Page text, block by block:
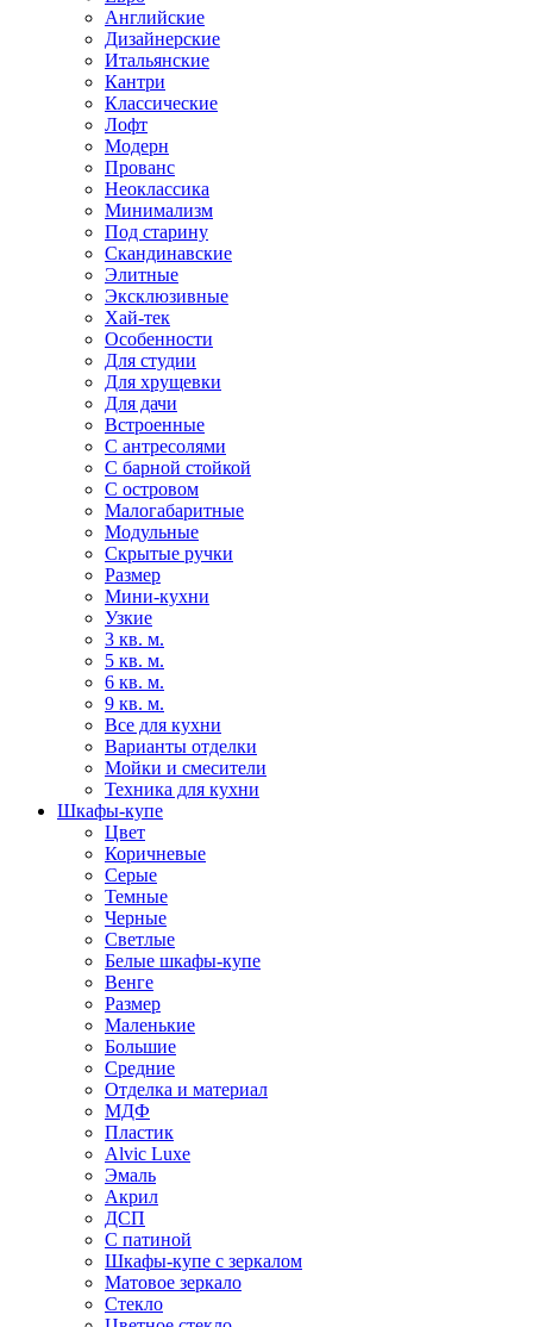
Английские
Дизайнерские
Итальянские
Кантри
Классические
Лофт
Модерн
Прованс
Неоклассика
Минимализм
Под старину
Скандинавские
Элитные
Эксклюзивные
Хай-тек
Особенности
Для студии
Для хрущевки
Для дачи
Встроенные
С антресолями
С барной стойкой
С островом
Малогабаритные
Модульные
Скрытые ручки
Размер
Мини-кухни
Узкие
3 кв. м.
5 кв. м.
6 кв. м.
9 кв. м.
Все для кухни
Варианты отделки
Мойки и смесители
Техника для кухни
Шкафы-купе
Цвет
Коричневые
Серые
Темные
Черные
Светлые
Белые шкафы-купе
Венге
Размер
Маленькие
Большие
Средние
Отделка и материал
МДФ
Пластик
Alvic Luxe
Эмаль
Акрил
ДСП
С патиной
Шкафы-купе с зеркалом
Матовое зеркало
Стекло